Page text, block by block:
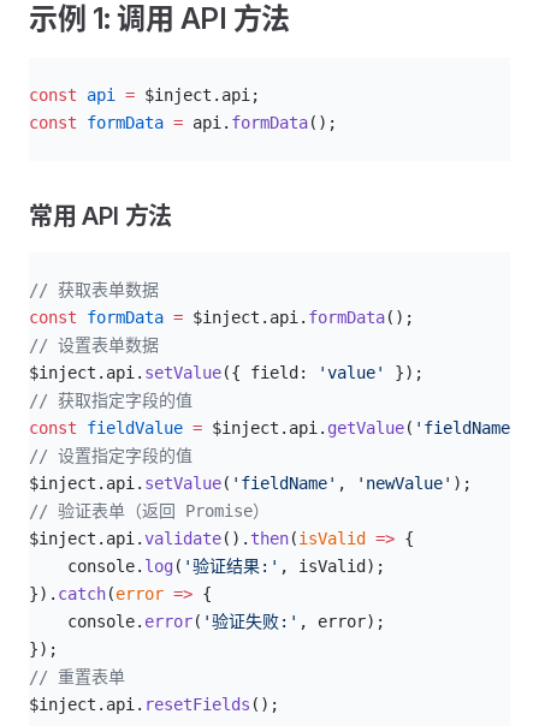
示例 1: 调用 API 方法
const api = $inject.api;
const formData = api. formData();
常用 API 方法
// 获取表单数据
const formData = $inject.api. formData();
// 设置表单数据
$inject.api. setValue({ field: 'value'
});
// 获取指定字段的值
const fieldValue = $inject.api. getValue( 'fieldName'
// 设置指定字段的值
$inject.api. setValue( 'fieldName' , 'newValue' );
// 验证表单（返回 Promise）
$inject.api.validate(). then(isValid => {
    console.
log( '验证结果:' , isValid);
}). catch(error => {
    console.
error( '验证失败:' , error);
});
// 重置表单
$inject.api. resetFields ();